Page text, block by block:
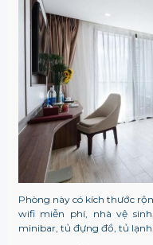
Phòng này có kích thước
wifi miễn phí, nhà vệ
minibar, tủ đựng đồ, tủ